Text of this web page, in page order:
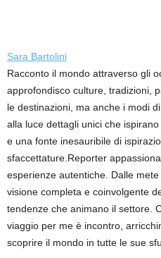
Sara Bartolini
Racconto il mondo attraverso gli
approfondisco culture, tradizioni,
le destinazioni, ma anche i modi
alla luce dettagli unici che
e una fonte inesauribile di
sfaccettature.Reporter
esperienze autentiche. Dalle
visione completa e coinvolgente
tendenze che animano il settore.
viaggio per me è incontro,
scoprire il mondo in tutte le sue